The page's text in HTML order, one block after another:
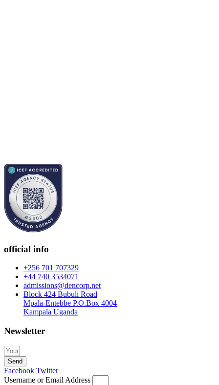
official info
+256 701 707329
+44 740 3534071
admissions@dencorp.net
Block 424 Bubuli Road
Mpala-Entebbe P.O.Box 4004
Kampala Uganda
Newsletter
Send
Facebook Twitter
Username or Email Address